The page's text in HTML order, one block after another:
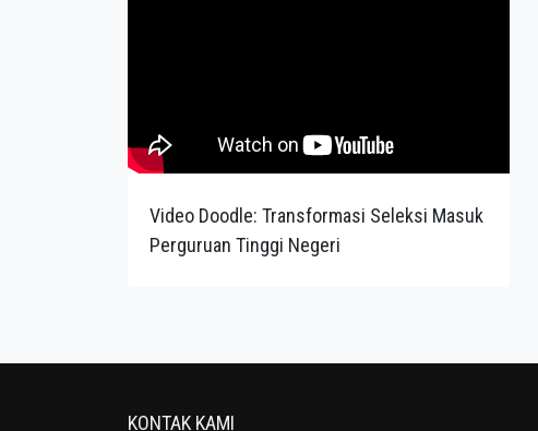
Video Doodle: Transformasi Seleksi Masuk
Perguruan Tinggi Negeri
KONTAK KAMI